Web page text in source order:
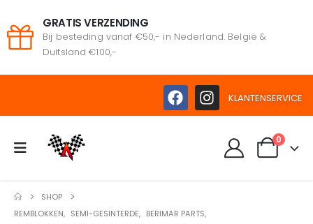
GRATIS VERZENDING
Bij besteding vanaf €50,- in Nederland. België &
Duitsland €100,-
KLANTENSERVICE
0
SHOP
REMBLOKKEN, SEMI-GESINTERDE, BERIMAR PARTS,